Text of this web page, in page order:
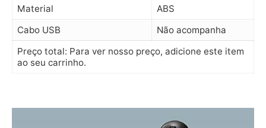
Material
ABS
Cabo USB
Não acompanha
Preço total: Para ver nosso preço, adicione este item
ao seu carrinho.